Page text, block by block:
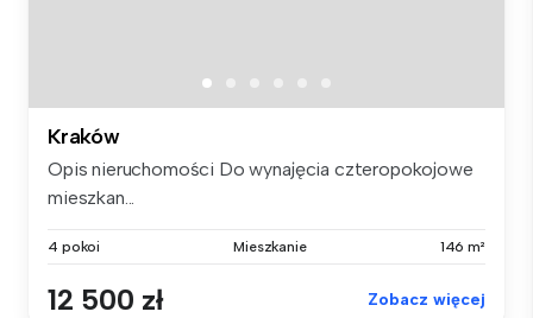
Kraków
Opis nieruchomości Do wynajęcia czteropokojowe
mieszkan...
4 pokoi Mieszkanie 146 m²
12 500 zł Zobacz więcej